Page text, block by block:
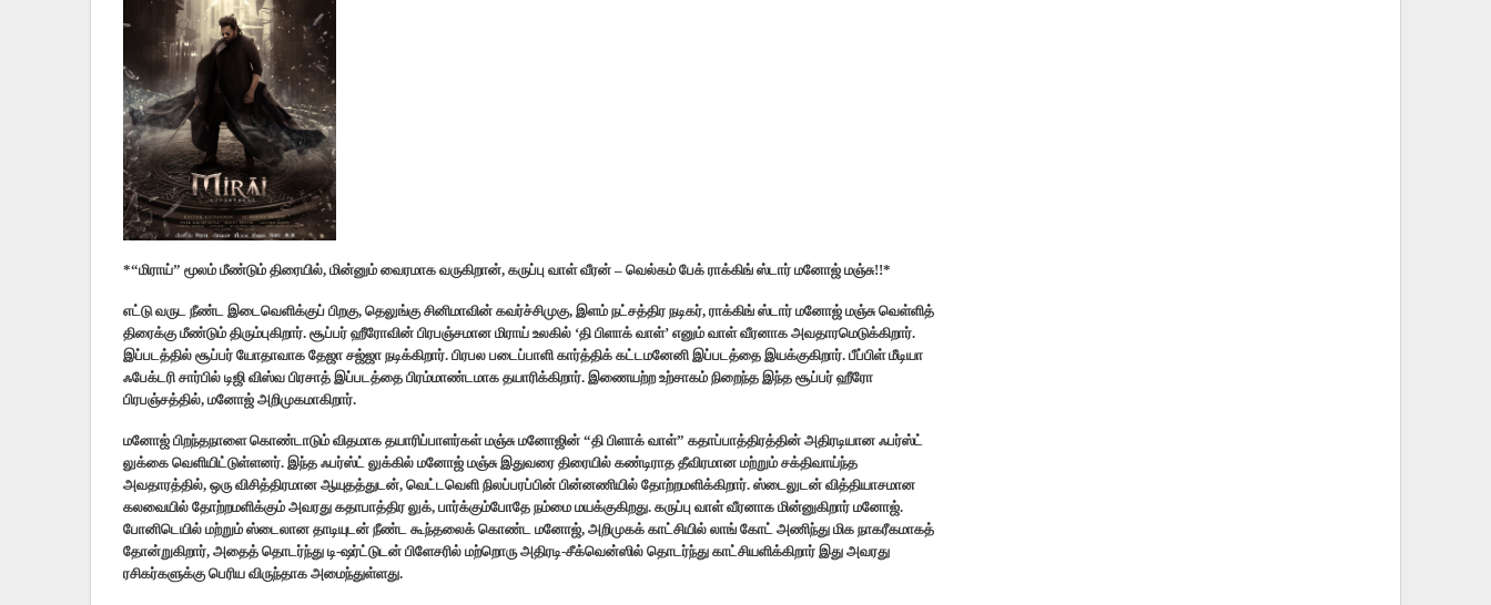
*“மிராய்” மூலம் மீண்டும் திரையில், மின்னும் வைரமாக வருகிறான், கருப்பு வாள் வீரன் – வெல்கம் பேக் ராக்கிங் ஸ்டார் மனோஜ் மஞ்சு!!*
எட்டு வருட நீண்ட இடைவெளிக்குப் பிறகு, தெலுங்கு சினிமாவின் கவர்ச்சிமுகு, இளம் நட்சத்திர நடிகர், ராக்கிங் ஸ்டார் மனோஜ் மஞ்சு வெள்ளித்
திரைக்கு மீண்டும் திரும்புகிறார். சூப்பர் ஹீரோவின் பிரபஞ்சமான மிராய் உலகில் ‘தி பிளாக் வாள்’ எனும் வாள் வீரனாக அவதாரமெடுக்கிறார்.
இப்படத்தில் சூப்பர் யோதாவாக தேஜா சஜ்ஜா நடிக்கிறார். பிரபல படைப்பாளி கார்த்திக் கட்டமனேனி இப்படத்தை இயக்குகிறார். பீப்பிள் மீடியா
ஃபேக்டரி சார்பில் டிஜி விஸ்வ பிரசாத் இப்படத்தை பிரம்மாண்டமாக தயாரிக்கிறார். இணையற்ற உற்சாகம் நிறைந்த இந்த சூப்பர் ஹீரோ
பிரபஞ்சத்தில், மனோஜ் அறிமுகமாகிறார்.
மனோஜ் பிறந்தநாளை கொண்டாடும் விதமாக தயாரிப்பாளர்கள் மஞ்சு மனோஜின் “தி பிளாக் வாள்” கதாப்பாத்திரத்தின் அதிரடியான ஃபர்ஸ்ட்
லுக்கை வெளியிட்டுள்ளனர். இந்த ஃபர்ஸ்ட் லுக்கில் மனோஜ் மஞ்சு இதுவரை திரையில் கண்டிராத தீவிரமான மற்றும் சக்திவாய்ந்த
அவதாரத்தில், ஒரு விசித்திரமான ஆயுதத்துடன், வெட்டவெளி நிலப்பரப்பின் பின்னணியில் தோற்றமளிக்கிறார். ஸ்டைலுடன் வித்தியாசமான
கலவையில் தோற்றமளிக்கும் அவரது கதாபாத்திர லுக், பார்க்கும்போதே நம்மை மயக்குகிறது. கருப்பு வாள் வீரனாக மின்னுகிறார் மனோஜ்.
போனிடெயில் மற்றும் ஸ்டைலான தாடியுடன் நீண்ட கூந்தலைக் கொண்ட மனோஜ், அறிமுகக் காட்சியில் லாங் கோட் அணிந்து மிக நாகரீகமாகத்
தோன்றுகிறார், அதைத் தொடர்ந்து டி-ஷர்ட்டுடன் பிளேசரில் மற்றொரு அதிரடி-சீக்வென்ஸில் தொடர்ந்து காட்சியளிக்கிறார் இது அவரது
ரசிகர்களுக்கு பெரிய விருந்தாக அமைந்துள்ளது.